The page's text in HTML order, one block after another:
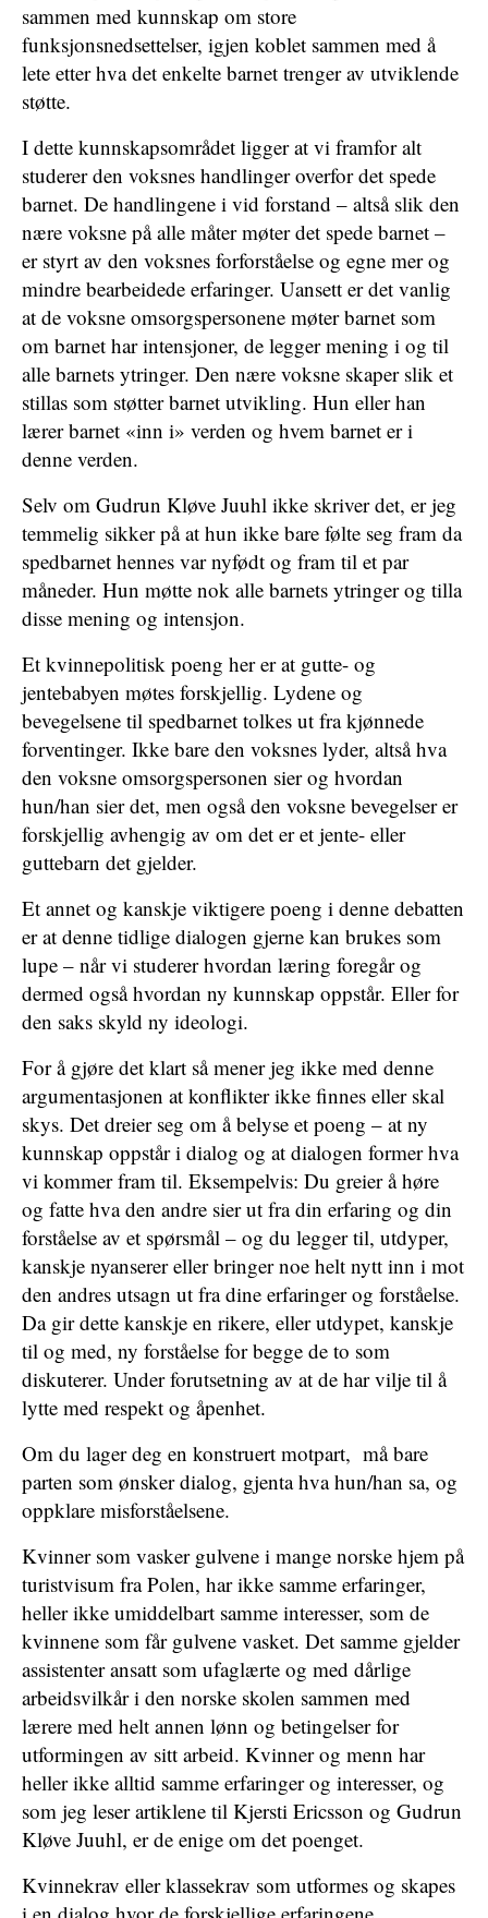
sammen med kunnskap om store
funksjonsnedsettelser, igjen koblet sammen med å
lete etter hva det enkelte barnet trenger av utviklende
støtte.
I dette kunnskapsområdet ligger at vi framfor alt
studerer den voksnes handlinger overfor det spede
barnet. De handlingene i vid forstand – altså slik den
nære voksne på alle måter møter det spede barnet –
er styrt av den voksnes forforståelse og egne mer og
mindre bearbeidede erfaringer. Uansett er det vanlig
at de voksne omsorgspersonene møter barnet som
om barnet har intensjoner, de legger mening i og til
alle barnets ytringer. Den nære voksne skaper slik et
stillas som støtter barnet utvikling. Hun eller han
lærer barnet «inn i» verden og hvem barnet er i
denne verden.
Selv om Gudrun Kløve Juuhl ikke skriver det, er jeg
temmelig sikker på at hun ikke bare følte seg fram da
spedbarnet hennes var nyfødt og fram til et par
måneder. Hun møtte nok alle barnets ytringer og tilla
disse mening og intensjon.
Et kvinnepolitisk poeng her er at gutte- og
jentebabyen møtes forskjellig. Lydene og
bevegelsene til spedbarnet tolkes ut fra kjønnede
forventinger. Ikke bare den voksnes lyder, altså hva
den voksne omsorgspersonen sier og hvordan
hun/han sier det, men også den voksne bevegelser er
forskjellig avhengig av om det er et jente- eller
guttebarn det gjelder.
Et annet og kanskje viktigere poeng i denne debatten
er at denne tidlige dialogen gjerne kan brukes som
lupe – når vi studerer hvordan læring foregår og
dermed også hvordan ny kunnskap oppstår. Eller for
den saks skyld ny ideologi.
For å gjøre det klart så mener jeg ikke med denne
argumentasjonen at konflikter ikke finnes eller skal
skys. Det dreier seg om å belyse et poeng – at ny
kunnskap oppstår i dialog og at dialogen former hva
vi kommer fram til. Eksempelvis: Du greier å høre
og fatte hva den andre sier ut fra din erfaring og din
forståelse av et spørsmål – og du legger til, utdyper,
kanskje nyanserer eller bringer noe helt nytt inn i mot
den andres utsagn ut fra dine erfaringer og forståelse.
Da gir dette kanskje en rikere, eller utdypet, kanskje
til og med, ny forståelse for begge de to som
diskuterer. Under forutsetning av at de har vilje til å
lytte med respekt og åpenhet.
Om du lager deg en konstruert motpart, må bare
parten som ønsker dialog, gjenta hva hun/han sa, og
oppklare misforståelsene.
Kvinner som vasker gulvene i mange norske hjem på
turistvisum fra Polen, har ikke samme erfaringer,
heller ikke umiddelbart samme interesser, som de
kvinnene som får gulvene vasket. Det samme gjelder
assistenter ansatt som ufaglærte og med dårlige
arbeidsvilkår i den norske skolen sammen med
lærere med helt annen lønn og betingelser for
utformingen av sitt arbeid. Kvinner og menn har
heller ikke alltid samme erfaringer og interesser, og
som jeg leser artiklene til Kjersti Ericsson og Gudrun
Kløve Juuhl, er de enige om det poenget.
Kvinnekrav eller klassekrav som utformes og skapes